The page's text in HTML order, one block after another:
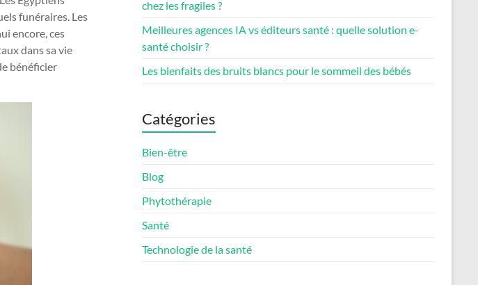
funéraires. Les
encore, ces
dans sa vie
bénéficier
chez les fragiles ?
Meilleures agences IA vs éditeurs santé : quelle solution e-
santé choisir ?
Les bienfaits des bruits blancs pour le sommeil des bébés
Catégories
Bien-être
Blog
Phytothérapie
Santé
Technologie de la santé